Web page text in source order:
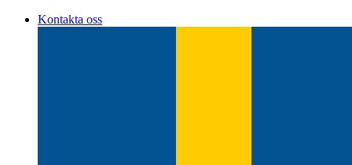
Kontakta oss